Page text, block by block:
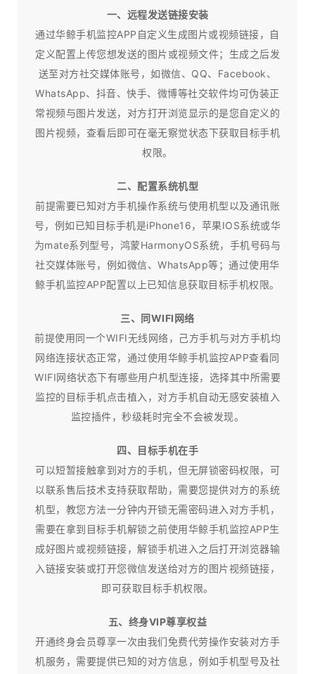
一、远程发送链接安装
通过华鲸手机监控APP自定义生成图片或视频链接，自
定义配置上传您想发送的图片或视频文件；生成之后发
送至对方社交媒体账号，如微信、QQ、Facebook、
WhatsApp、抖音、快手、微博等社交软件均可伪装正
常视频与图片发送，对方打开浏览显示的是您自定义的
图片视频，查看后即可在毫无察觉状态下获取目标手机
权限。
二、配置系统机型
前提需要已知对方手机操作系统与使用机型以及通讯账
号，例如已知目标手机是iPhone16，苹果IOS系统或华
为mate系列型号，鸿蒙HarmonyOS系统，手机号码与
社交媒体账号，例如微信、WhatsApp等；通过使用华
鲸手机监控APP配置以上已知信息获取目标手机权限。
三、同WIFI网络
前提使用同一个WIFI无线网络，己方手机与对方手机均
网络连接状态正常，通过使用华鲸手机监控APP查看同
WIFI网络状态下有哪些用户机型连接，选择其中所需要
监控的目标手机点击植入，对方手机自动无感安装植入
监控插件，秒级耗时完全不会被发现。
四、目标手机在手
可以短暂接触拿到对方的手机，但无屏锁密码权限，可
以联系售后技术支持获取帮助，需要您提供对方的系统
机型，教您方法一分钟内开锁无需密码进入对方手机，
需要在拿到目标手机解锁之前使用华鲸手机监控APP生
成好图片或视频链接，解锁手机进入之后打开浏览器输
入链接安装或打开您微信发送给对方的图片视频链接，
即可获取目标手机权限。
五、终身VIP尊享权益
开通终身会员尊享一次由我们免费代劳操作安装对方手
机服务，需要提供已知的对方信息，例如手机型号及社